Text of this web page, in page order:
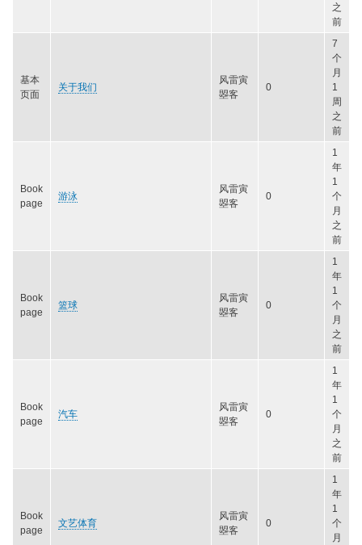
之
前
基本
页面
关于我们
风雷寅
曌客
0
7
个
月
1
周
之
前
Book
page
游泳
风雷寅
曌客
0
1
年
1
个
月
之
前
Book
page
篮球
风雷寅
曌客
0
1
年
1
个
月
之
前
Book
page
汽车
风雷寅
曌客
0
1
年
1
个
月
之
前
Book
page
文艺体育
风雷寅
曌客
0
1
年
1
个
月